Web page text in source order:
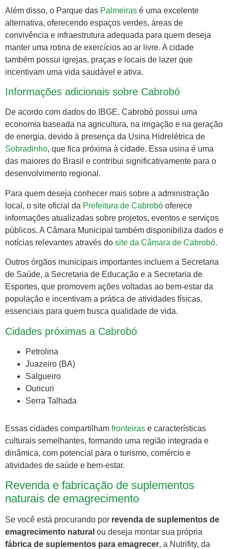
Além disso, o Parque das Palmeiras é uma excelente
alternativa, oferecendo espaços verdes, áreas de
convivência e infraestrutura adequada para quem deseja
manter uma rotina de exercícios ao ar livre. A cidade
também possui igrejas, praças e locais de lazer que
incentivam uma vida saudável e ativa.
Informações adicionais sobre Cabrobó
De acordo com dados do IBGE, Cabrobó possui uma
economia baseada na agricultura, na irrigação e na geração
de energia, devido à presença da Usina Hidrelétrica de
Sobradinho, que fica próxima à cidade. Essa usina é uma
das maiores do Brasil e contribui significativamente para o
desenvolvimento regional.
Para quem deseja conhecer mais sobre a administração
local, o site oficial da Prefeitura de Cabrobó oferece
informações atualizadas sobre projetos, eventos e serviços
públicos. A Câmara Municipal também disponibiliza dados e
notícias relevantes através do site da Câmara de Cabrobó.
Outros órgãos municipais importantes incluem a Secretaria
de Saúde, a Secretaria de Educação e a Secretaria de
Esportes, que promovem ações voltadas ao bem-estar da
população e incentivam a prática de atividades físicas,
essenciais para quem busca qualidade de vida.
Cidades próximas a Cabrobó
Petrolina
Juazeiro (BA)
Salgueiro
Ouricuri
Serra Talhada
Essas cidades compartilham fronteiras e características
culturais semelhantes, formando uma região integrada e
dinâmica, com potencial para o turismo, comércio e
atividades de saúde e bem-estar.
Revenda e fabricação de suplementos
naturais de emagrecimento
Se você está procurando por revenda de suplementos de
emagrecimento natural ou deseja montar sua própria
fábrica de suplementos para emagrecer, a Nutrifity, da